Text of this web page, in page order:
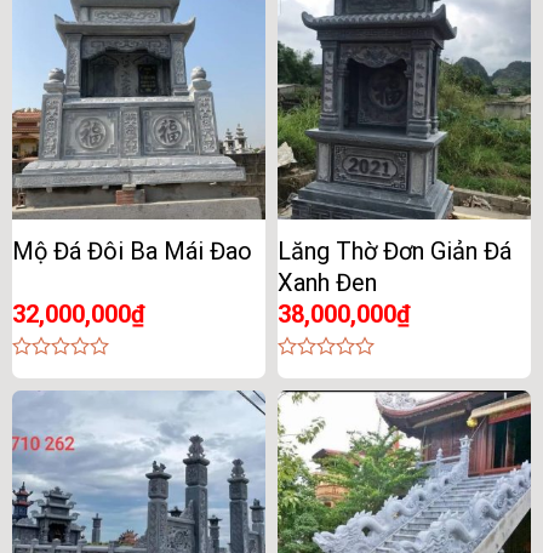
Mộ Đá Đôi Ba Mái Đao
32,000,000₫
0
out
5
Lăng Thờ Đơn Giản Đá
Xanh Đen
38,000,000₫
0
out
of
5